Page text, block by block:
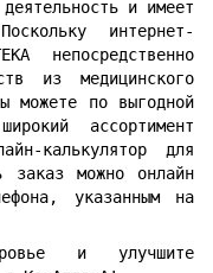
и имеет
интернет-
непосредственно
из медицинского
можете по выгодной
ассортимент
калькулятор для
заказ можно онлайн
указанным на
и улучшите